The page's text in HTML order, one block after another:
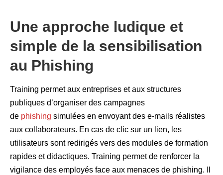
Une approche ludique et
simple de la sensibilisation
au Phishing
Training permet aux entreprises et aux structures
publiques d’organiser des campagnes
de phishing simulées en envoyant des e-mails réalistes
aux collaborateurs. En cas de clic sur un lien, les
utilisateurs sont redirigés vers des modules de formation
rapides et didactiques. Training permet de renforcer la
vigilance des employés face aux menaces de phishing. Il